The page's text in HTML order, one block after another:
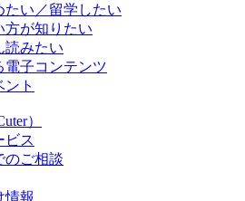
たい／留学したい
方が知りたい
読みたい
電子コンテンツ
ト
）
ビス
のご相談
情報